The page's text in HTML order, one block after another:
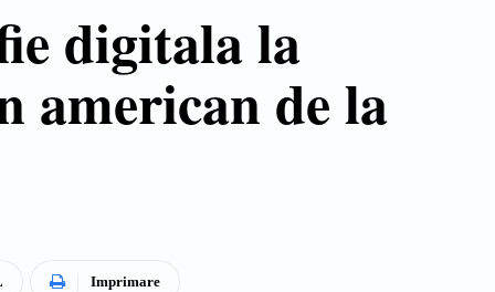
digitala la
american de la
Imprimare